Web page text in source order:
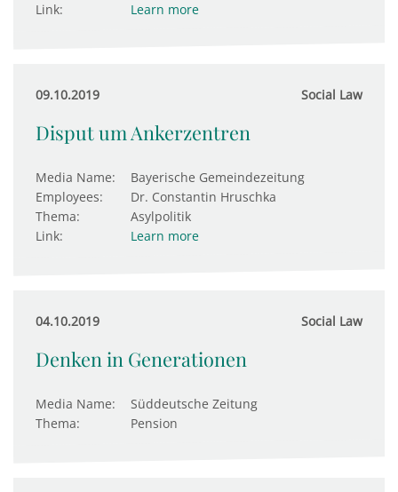
Link:
Learn more
09.10.2019 Social Law
Disput um Ankerzentren
Media Name:
Bayerische Gemeindezeitung
Employees:
Dr. Constantin Hruschka
Thema:
Asylpolitik
Link:
Learn more
04.10.2019 Social Law
Denken in Generationen
Media Name:
Süddeutsche Zeitung
Thema:
Pension